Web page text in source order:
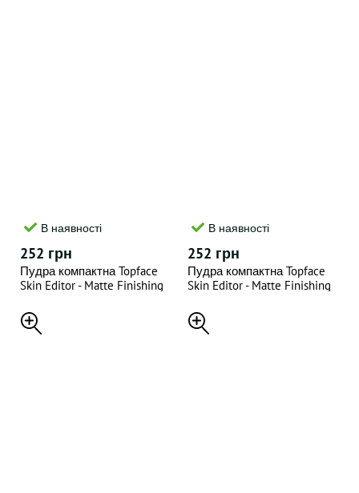
В наявності
252 грн
Пудра компактна Topface
Skin Editor - Matte Finishing
В наявності
252 грн
Пудра компактна Topface
Skin Editor - Matte Finishing